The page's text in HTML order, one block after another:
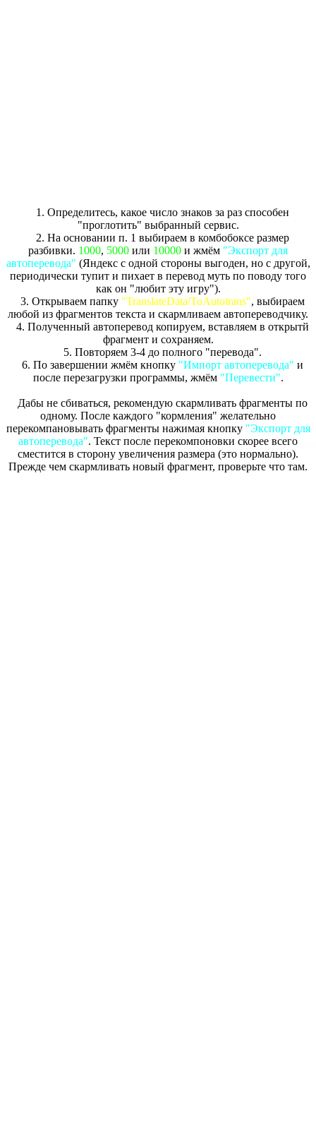
1. Определитесь, какое число знаков за раз способен
"проглотить" выбранный сервис.
2. На основании п. 1 выбираем в комбобоксе размер
разбивки. 1000, 5000 или 10000 и жмём "Экспорт для
автоперевода" (Яндекс с одной стороны выгоден, но с другой,
периодически тупит и пихает в перевод муть по поводу того
как он "любит эту игру").
3. Открываем папку "TranslateData/ToAutotrans", выбираем
любой из фрагментов текста и скармливаем автопереводчику.
4. Полученный автоперевод копируем, вставляем в открытй
фрагмент и сохраняем.
5. Повторяем 3-4 до полного "перевода".
6. По завершении жмём кнопку "Импорт автоперевода" и
после перезагрузки программы, жмём "Перевести".
Дабы не сбиваться, рекомендую скармливать фрагменты по
одному. После каждого "кормления" желательно
перекомпановывать фрагменты нажимая кнопку "Экспорт для
автоперевода". Текст после перекомпоновки скорее всего
сместится в сторону увеличения размера (это нормально).
Прежде чем скармливать новый фрагмент, проверьте что там.